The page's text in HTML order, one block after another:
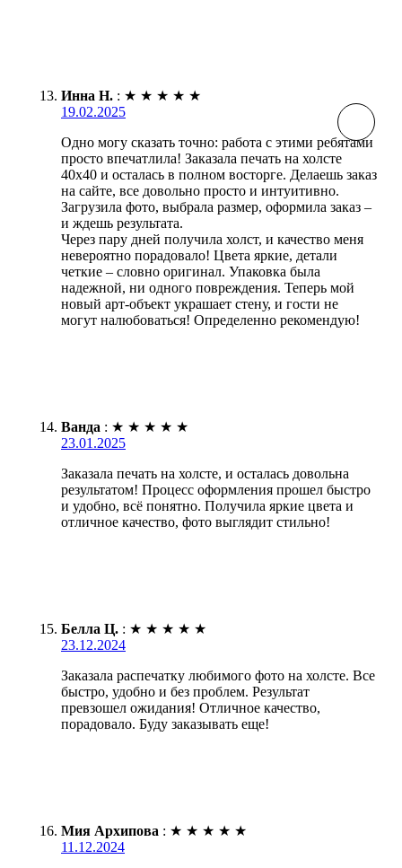
Инна Н. : ★ ★ ★ ★ ★
19.02.2025
Одно могу сказать точно: работа с этими ребятами
просто впечатлила! Заказала печать на холсте
40х40 и осталась в полном восторге. Делаешь заказ
на сайте, все довольно просто и интуитивно.
Загрузила фото, выбрала размер, оформила заказ –
и ждешь результата.
Через пару дней получила холст, и качество меня
невероятно порадовало! Цвета яркие, детали
четкие – словно оригинал. Упаковка была
надежной, ни одного повреждения. Теперь мой
новый арт-объект украшает стену, и гости не
могут налюбоваться! Определенно рекомендую!
Ванда : ★ ★ ★ ★ ★
23.01.2025
Заказала печать на холсте, и осталась довольна
результатом! Процесс оформления прошел быстро
и удобно, всё понятно. Получила яркие цвета и
отличное качество, фото выглядит стильно!
Белла Ц. : ★ ★ ★ ★ ★
23.12.2024
Заказала распечатку любимого фото на холсте. Все
быстро, удобно и без проблем. Результат
превзошел ожидания! Отличное качество,
порадовало. Буду заказывать еще!
Мия Архипова : ★ ★ ★ ★ ★
11.12.2024